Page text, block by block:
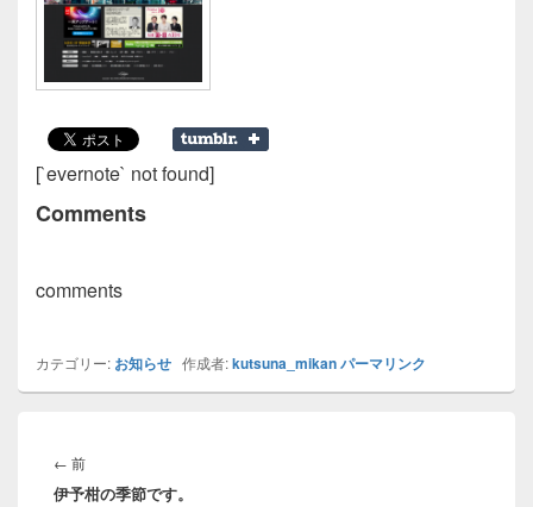
[`evernote` not found]
Comments
comments
カテゴリー: お知らせ 作成者:kutsuna_mikanパーマリンク
稿
ナ
← 前前
の
伊予柑の季節です。